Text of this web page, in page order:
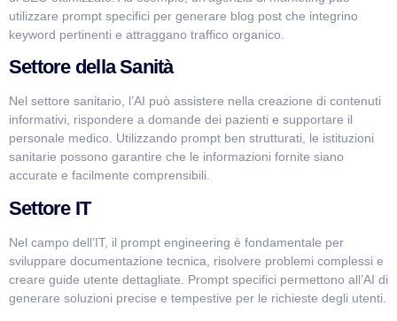
utilizzare prompt specifici per generare blog post che integrino
keyword pertinenti e attraggano traffico organico.
Settore della Sanità
Nel settore sanitario, l’AI può assistere nella creazione di contenuti
informativi, rispondere a domande dei pazienti e supportare il
personale medico. Utilizzando prompt ben strutturati, le istituzioni
sanitarie possono garantire che le informazioni fornite siano
accurate e facilmente comprensibili.
Settore IT
Nel campo dell’IT, il prompt engineering è fondamentale per
sviluppare documentazione tecnica, risolvere problemi complessi e
creare guide utente dettagliate. Prompt specifici permettono all’AI di
generare soluzioni precise e tempestive per le richieste degli utenti.